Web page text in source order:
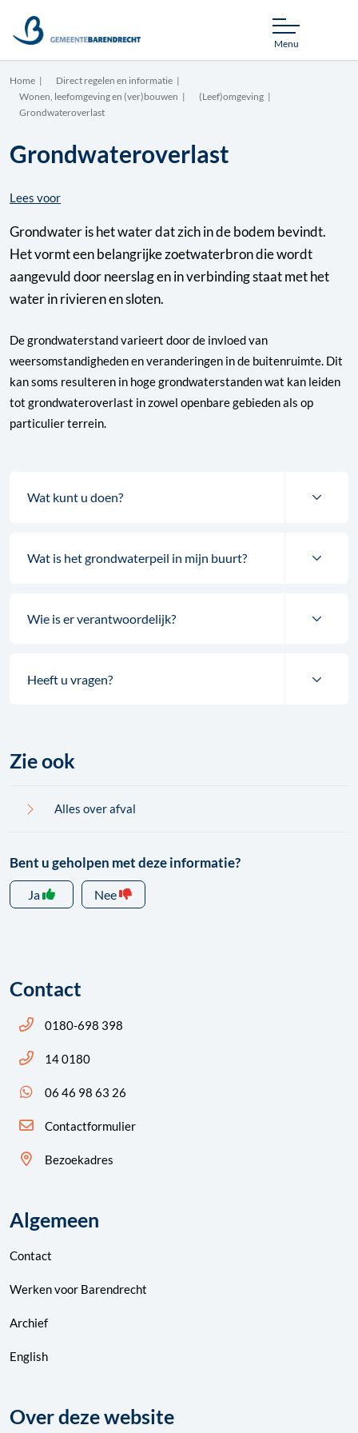
Menu
Home
Direct regelen en informatie
Wonen, leefomgeving en (ver)bouwen
(Leef)omgeving
Grondwateroverlast
Grondwateroverlast
Lees voor
Grondwater is het water dat zich in de bodem bevindt.
Het vormt een belangrijke zoetwaterbron die wordt
aangevuld door neerslag en in verbinding staat met het
water in rivieren en sloten.
De grondwaterstand varieert door de invloed van
weersomstandigheden en veranderingen in de buitenruimte. Dit
kan soms resulteren in hoge grondwaterstanden wat kan leiden
tot grondwateroverlast in zowel openbare gebieden als op
particulier terrein.
Wat kunt u doen?
Wat is het grondwaterpeil in mijn buurt?
Wie is er verantwoordelijk?
Heeft u vragen?
Zie ook
Alles over afval
Bent u geholpen met deze informatie?
Ja Nee
Contact
Bel ons: 14 0180
0180-698 398
Bel ons: 14 0180
14 0180
App ons: 06 46 98 63 26 (WhatsApp)
06 46 98 63 26
Contactformulier
Bezoekadres
Algemeen
Contact
Werken voor Barendrecht
Archief
English
Over deze website